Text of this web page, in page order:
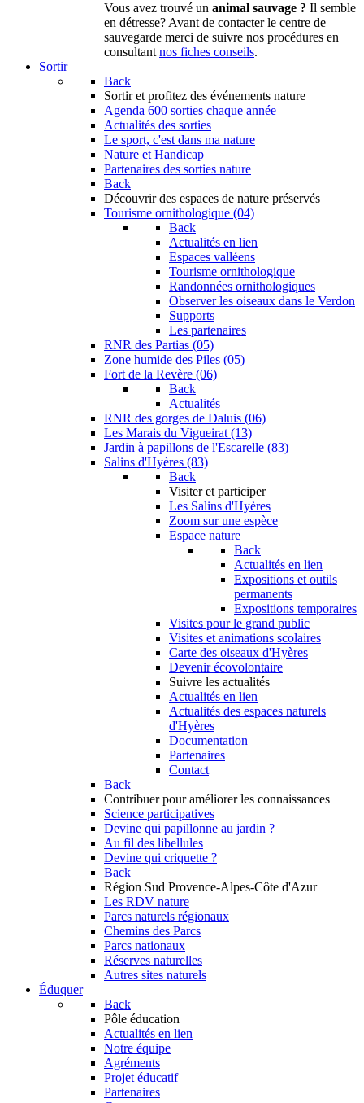
Vous avez trouvé un animal sauvage ? Il semble
en détresse? Avant de contacter le centre de
sauvegarde merci de suivre nos procédures en
consultant nos fiches conseils.
Sortir
Back
Sortir et profitez des événements nature
Agenda 600 sorties chaque année
Actualités des sorties
Le sport, c'est dans ma nature
Nature et Handicap
Partenaires des sorties nature
Back
Découvrir des espaces de nature préservés
Tourisme ornithologique (04)
Back
Actualités en lien
Espaces valléens
Tourisme ornithologique
Randonnées ornithologiques
Observer les oiseaux dans le Verdon
Supports
Les partenaires
RNR des Partias (05)
Zone humide des Piles (05)
Fort de la Revère (06)
Back
Actualités
RNR des gorges de Daluis (06)
Les Marais du Vigueirat (13)
Jardin à papillons de l'Escarelle (83)
Salins d'Hyères (83)
Back
Visiter et participer
Les Salins d'Hyères
Zoom sur une espèce
Espace nature
Back
Actualités en lien
Expositions et outils
permanents
Expositions temporaires
Visites pour le grand public
Visites et animations scolaires
Carte des oiseaux d'Hyères
Devenir écovolontaire
Suivre les actualités
Actualités en lien
Actualités des espaces naturels
d'Hyères
Documentation
Partenaires
Contact
Back
Contribuer pour améliorer les connaissances
Science participatives
Devine qui papillonne au jardin ?
Au fil des libellules
Devine qui criquette ?
Back
Région Sud Provence-Alpes-Côte d'Azur
Les RDV nature
Parcs naturels régionaux
Chemins des Parcs
Parcs nationaux
Réserves naturelles
Autres sites naturels
Éduquer
Back
Pôle éducation
Actualités en lien
Notre équipe
Agréments
Projet éducatif
Partenaires